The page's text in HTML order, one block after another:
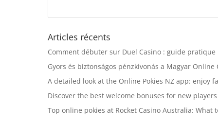
Articles récents
Comment débuter sur Duel Casino : guide
Gyors és biztonságos pénzkivonás a Magyar Online
A detailed look at the Online Pokies NZ app: enjoy
Discover the best welcome bonuses for new
Top online pokies at Rocket Casino Australia: